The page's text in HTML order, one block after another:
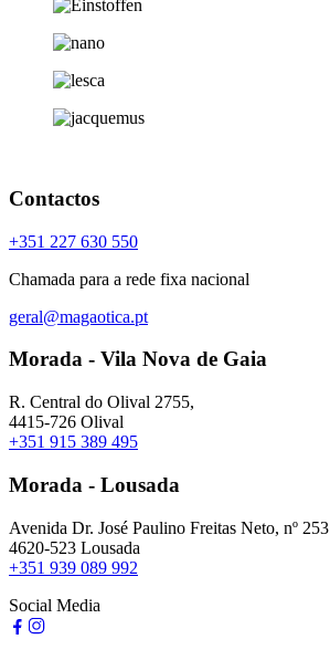
Contactos
+351 227 630 550
Chamada para a rede fixa nacional
geral@magaotica.pt
Morada - Vila Nova de Gaia
R. Central do Olival 2755,
4415-726 Olival
+351 915 389 495
Morada - Lousada
Avenida Dr. José Paulino Freitas Neto, nº 253
4620-523 Lousada
+351 939 089 992
Social Media